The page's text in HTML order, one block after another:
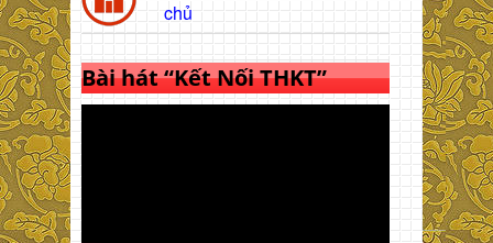
chủ
Bài hát “Kết Nối THKT”